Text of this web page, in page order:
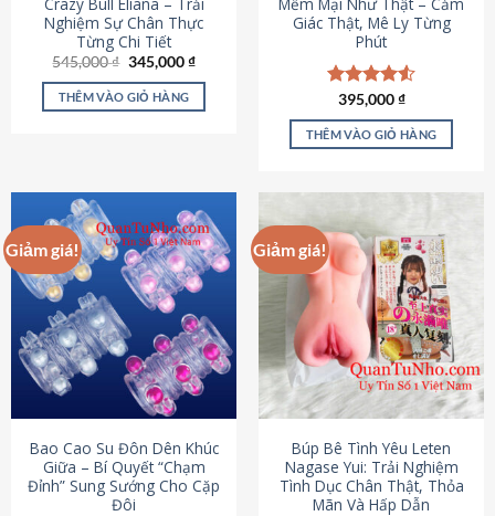
Crazy Bull Eliana – Trải
Nghiệm Sự Chân Thực
Từng Chi Tiết
545,000₫ Giá
là:
545,000 ₫.
345,000₫Giá
tại
THÊM VÀO GIỎ HÀNG
Mềm Mại Như Thật – Cảm
Giác Thật, Mê Ly Từng
Phút
Được xếp
hạng4.53
5 sao
395,000₫
THÊM VÀO GIỎ HÀNG
Giảm giá!
Bao Cao Su Đôn Dên Khúc
Giữa – Bí Quyết “Chạm
Đỉnh” Sung Sướng Cho Cặp
Đôi
Giảm giá!
Búp Bê Tình Yêu Leten
Nagase Yui: Trải Nghiệm
Tình Dục Chân Thật, Thỏa
Mãn Và Hấp Dẫn